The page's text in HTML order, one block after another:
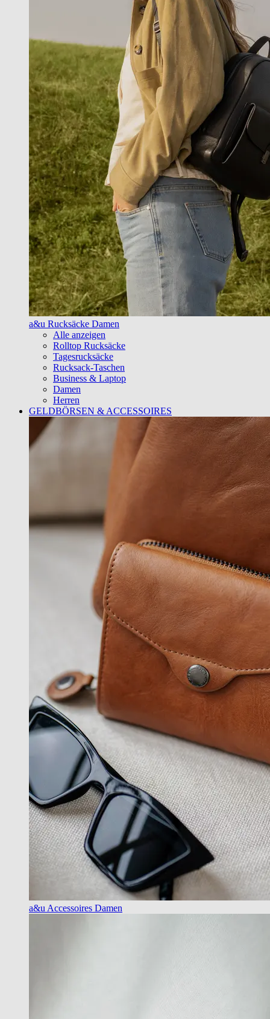
a&u Rucksäcke Damen
Alle anzeigen
Rolltop Rucksäcke
Tagesrucksäcke
Rucksack-Taschen
Business & Laptop
Damen
Herren
GELDBÖRSEN & ACCESSOIRES
a&u Accessoires Damen